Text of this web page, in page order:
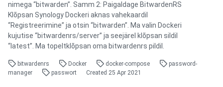
nimega “bitwarden”. Samm 2: Paigaldage BitwardenRS
Klõpsan Synology Dockeri aknas vahekaardil
“Registreerimine” ja otsin “bitwarden”. Ma valin Dockeri
kujutise “bitwardenrs/server” ja seejärel klõpsan sildil
“latest”. Ma topeltklõpsan oma bitwardenrs pildil.
bitwardenrs Docker docker-compose
password-
manager
passwort Created 25 Apr 2021